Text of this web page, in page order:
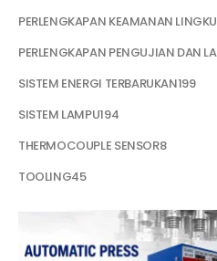
PERLENGKAPAN KEAMANAN
PERLENGKAPAN PENGUJIAN DAN
SISTEM ENERGI TERBARUKAN199
SISTEM LAMPU194
THERMOCOUPLE SENSOR8
TOOLING45